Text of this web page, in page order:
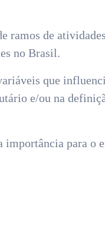
ramos de
no Brasil.
que
e/ou na
para o